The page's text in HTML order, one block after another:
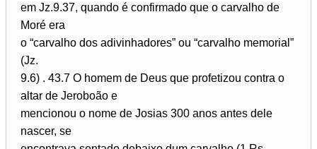
em Jz.9.37, quando é confirmado que o carvalho de
Moré era
o “carvalho dos adivinhadores” ou “carvalho memorial”
(Jz.
9.6) . 43.7 O homem de Deus que profetizou contra o
altar de Jeroboão e
mencionou o nome de Josias 300 anos antes dele
nascer, se